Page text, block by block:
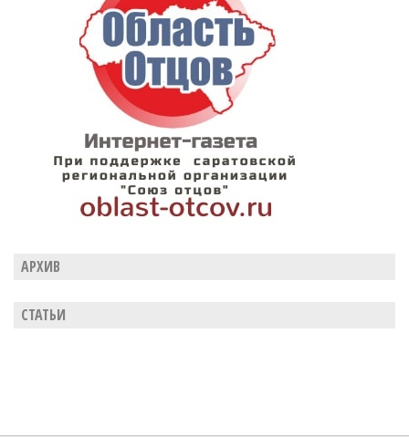
АРХИВ
СТАТЬИ